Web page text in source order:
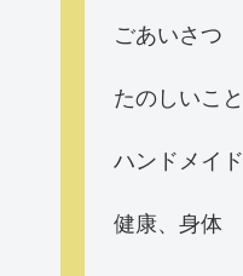
ごあいさつ
たのしいこと
ハンドメイド
健康、身体